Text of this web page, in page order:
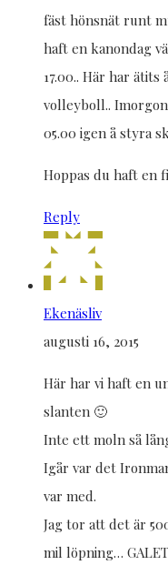
fäst hönsnät runt
haft en kanondag
17.00.. Här har
volleyboll..
05.00 igen å styra
Hoppas du haft en
Reply
Ekenäsliv
augusti 16, 2015
Här har vi haft en
slanten 🙂
Inte ett moln så
Igår var det
var med.
Jag tor att det är
mil löpning…